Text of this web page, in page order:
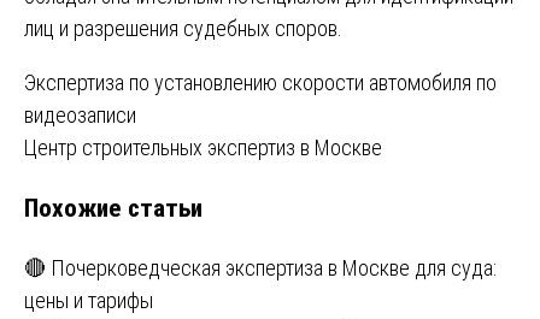
лиц и разрешения судебных споров.
Навигация
по
Экспертиза по установлению скорости автомобиля по
видеозаписи
Центр строительных экспертиз в Москве
Похожие статьи
🔴 Почерковедческая экспертиза в Москве для суда:
цены и тарифы